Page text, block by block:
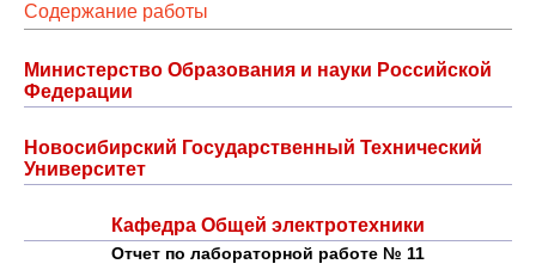
Содержание работы
Министерство Образования и науки Российской
Федерации
Новосибирский Государственный Технический
Университет
Кафедра Общей электротехники
Отчет по лабораторной работе № 11